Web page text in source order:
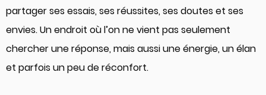
partager ses essais, ses réussites, ses doutes et ses
envies. Un endroit où l’on ne vient pas seulement
chercher une réponse, mais aussi une énergie, un élan
et parfois un peu de réconfort.